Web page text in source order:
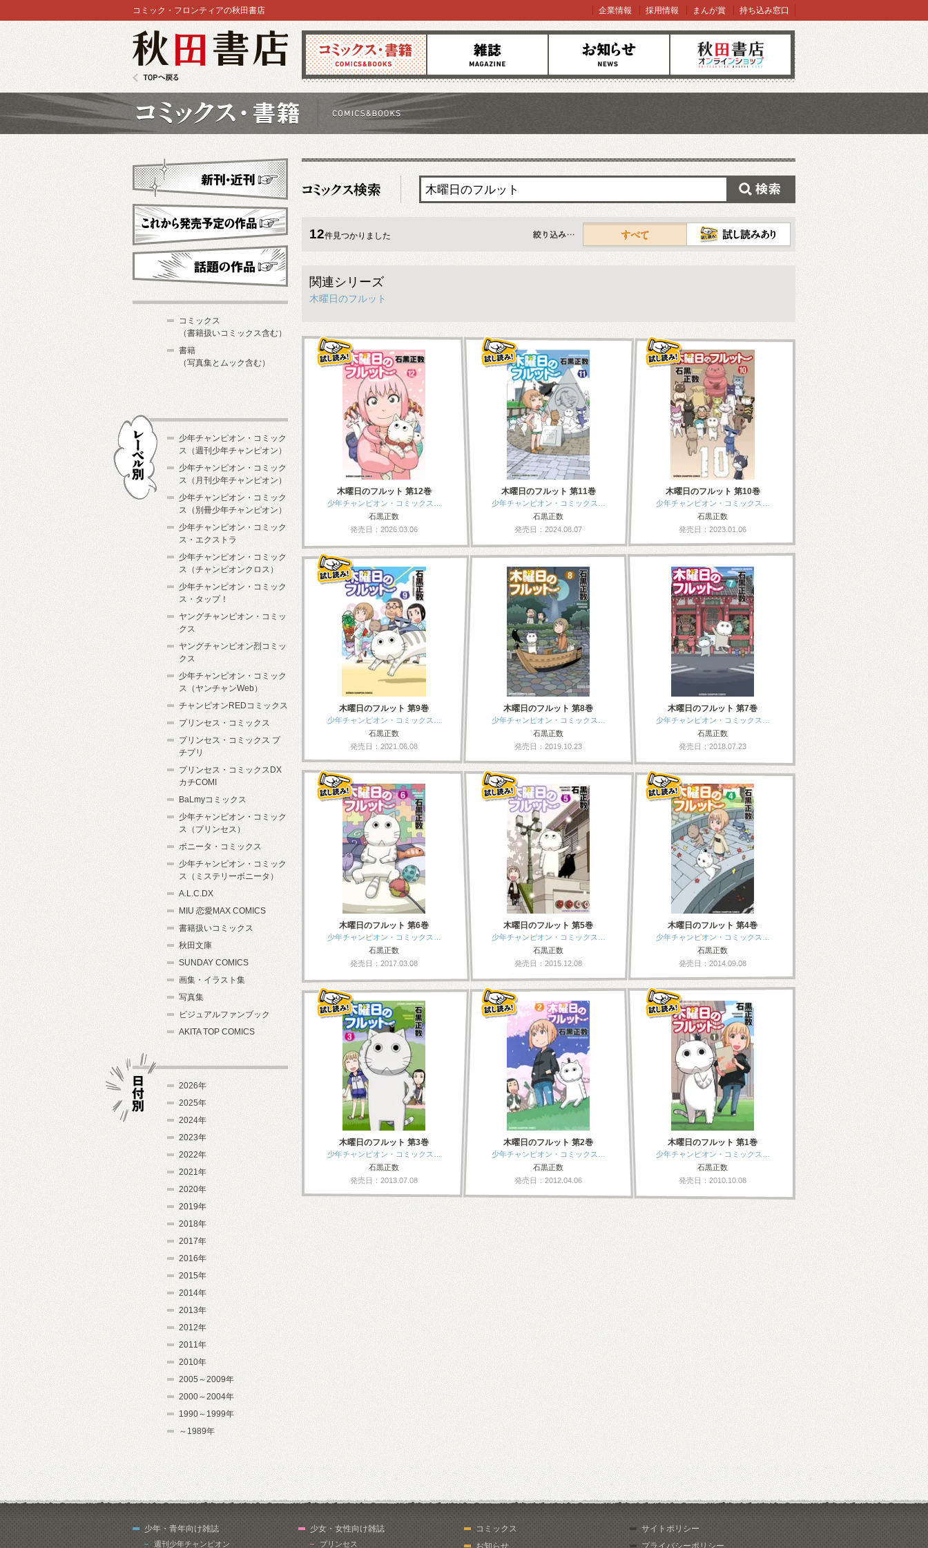
コミックス 雑誌 お知らせ オンラインショップ
コミック・フロンティアの秋田書店 企業情報 採用情報 まんが賞 持ち込み窓口
12件見つかりました
すべて
関連シリーズ
木曜日のフルット
木曜日のフルット 第12巻
少年チャンピオン・コミックス…
石黒正数
発売日：2026.03.06
木曜日のフルット 第11巻
少年チャンピオン・コミックス…
石黒正数
発売日：2024.08.07
木曜日のフルット 第10巻
少年チャンピオン・コミックス…
石黒正数
発売日：2023.01.06
木曜日のフルット 第9巻
少年チャンピオン・コミックス…
石黒正数
発売日：2021.06.08
木曜日のフルット 第8巻
少年チャンピオン・コミックス…
石黒正数
発売日：2019.10.23
木曜日のフルット 第7巻
少年チャンピオン・コミックス…
石黒正数
発売日：2018.07.23
木曜日のフルット 第6巻
少年チャンピオン・コミックス…
石黒正数
発売日：2017.03.08
木曜日のフルット 第5巻
少年チャンピオン・コミックス…
石黒正数
発売日：2015.12.08
木曜日のフルット 第4巻
少年チャンピオン・コミックス…
石黒正数
発売日：2014.09.08
木曜日のフルット 第3巻
少年チャンピオン・コミックス…
石黒正数
発売日：2013.07.08
木曜日のフルット 第2巻
少年チャンピオン・コミックス…
石黒正数
発売日：2012.04.06
木曜日のフルット 第1巻
少年チャンピオン・コミックス…
石黒正数
発売日：2010.10.08
新刊・近刊
これから発売予定
コミックス
（書籍扱いコミックス含む）
書籍
（写真集とムック含む）
少年チャンピオン・コミック
ス（週刊少年チャンピオン）
少年チャンピオン・コミック
ス（月刊少年チャンピオン）
少年チャンピオン・コミック
ス（別冊少年チャンピオン）
少年チャンピオン・コミック
ス・エクストラ
少年チャンピオン・コミック
ス（チャンピオンクロス）
少年チャンピオン・コミック
ス・タップ！
ヤングチャンピオン・コミッ
クス
ヤングチャンピオン烈コミッ
クス
少年チャンピオン・コミック
ス（ヤンチャンWeb）
チャンピオンREDコミックス
プリンセス・コミックス
プリンセス・コミックス プ
チプリ
プリンセス・コミックスDX
カチCOMI
BaLmyコミックス
少年チャンピオン・コミック
ス（プリンセス）
ボニータ・コミックス
少年チャンピオン・コミック
ス（ミステリーボニータ）
A.L.C.DX
MIU 恋愛MAX COMICS
書籍扱いコミックス
秋田文庫
SUNDAY COMICS
画集・イラスト集
写真集
ビジュアルファンブック
AKITA TOP COMICS
2026年
2025年
2024年
2023年
2022年
2021年
2020年
2019年
2018年
2017年
2016年
2015年
2014年
2013年
2012年
2011年
2010年
2005～2009年
2000～2004年
1990～1999年
～1989年
少年・青年向け雑誌
週刊少年チャンピオン
少女・女性向け雑誌
プリンセス
コミックス
お知らせ
サイトポリシー
プライバシーポリシー